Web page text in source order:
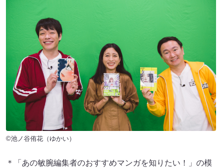
©池ノ谷侑花（ゆかい）
＊「あの敏腕編集者のおすすめマンガを知りたい！」の模